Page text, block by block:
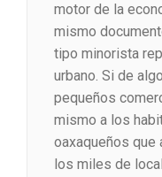
motor de la
mismo
tipo minorista
urbano. Si de
pequeños
mismo a los
oaxaqueños que
los miles de